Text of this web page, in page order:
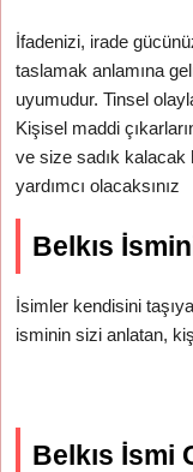
İfadenizi, irade
taslamak anlamına
uyumudur. Tinsel
Kişisel maddi
ve size sadık kalacak
yardımcı olacaksınız
Belkıs
İsimler kendisini
isminin sizi anlatan,
Belkıs İsmi